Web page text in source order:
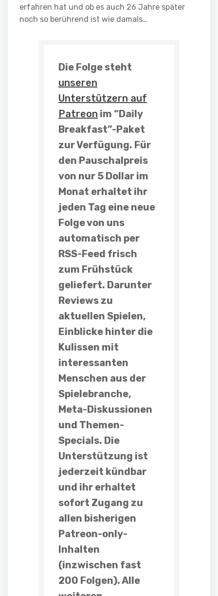
erfahren hat und ob es auch 26 Jahre später
noch so berührend ist wie damals…
Die Folge steht
unseren
Unterstützern auf
Patreon im “Daily
Breakfast”-Paket
zur Verfügung. Für
den Pauschalpreis
von nur 5 Dollar im
Monat erhaltet ihr
jeden Tag eine neue
Folgevon uns
automatisch per
RSS-Feed frisch
zum Frühstück
geliefert. Darunter
Reviews zu
aktuellen Spielen,
Einblicke hinter die
Kulissen mit
interessanten
Menschen aus der
Spielebranche,
Meta-Diskussionen
und Themen-
Specials. Die
Unterstützung ist
jederzeit kündbar
und ihr erhaltet
sofort Zugang zu
allen bisherigen
Patreon-only-
Inhalten
(inzwischen fast
200 Folgen). Alle